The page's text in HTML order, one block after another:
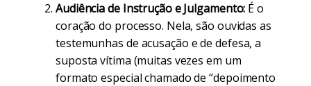
Audiência de Instrução e Julgamento: É o
coração do processo. Nela, são ouvidas as
testemunhas de acusação e de defesa, a
suposta vítima (muitas vezes em um
formato especial chamado de “depoimento